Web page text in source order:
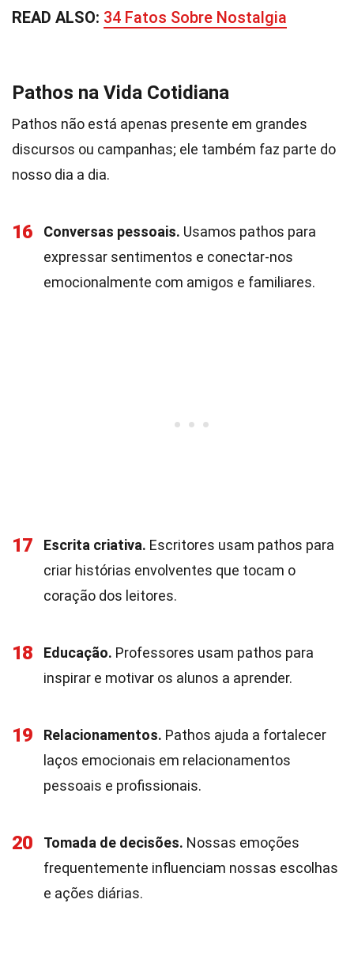
READ ALSO: 34 Fatos Sobre Nostalgia
Pathos na Vida Cotidiana
Pathos não está apenas presente em grandes
discursos ou campanhas; ele também faz parte do
nosso dia a dia.
16 Conversas pessoais. Usamos pathos para
expressar sentimentos e conectar-nos
emocionalmente com amigos e familiares.
17 Escrita criativa. Escritores usam pathos para
criar histórias envolventes que tocam o
coração dos leitores.
18 Educação. Professores usam pathos para
inspirar e motivar os alunos a aprender.
19 Relacionamentos. Pathos ajuda a fortalecer
laços emocionais em relacionamentos
pessoais e profissionais.
20 Tomada de decisões. Nossas emoções
frequentemente influenciam nossas escolhas
e ações diárias.